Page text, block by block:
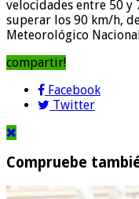
velocidades entre 50 y
superar los 90 km/h,
Meteorológico
compartir!
Facebook
Twitter
Compruebe